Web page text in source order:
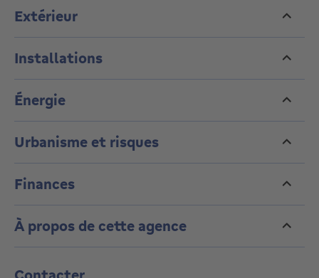
Extérieur
Installations
Énergie
Urbanisme et risques
Finances
À propos de cette agence